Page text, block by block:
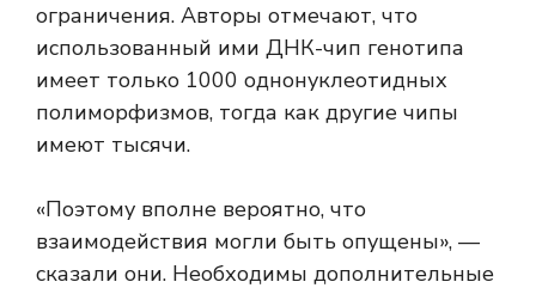
ограничения. Авторы отмечают, что
использованный ими ДНК-чип генотипа
имеет только 1000 однонуклеотидных
полиморфизмов, тогда как другие чипы
имеют тысячи.
«Поэтому вполне вероятно, что
взаимодействия могли быть опущены», —
сказали они. Необходимы дополнительные